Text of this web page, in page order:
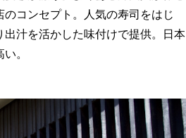
コンセプト。人気の寿司をはじ
汁を活かした味付けで提供。日本
。